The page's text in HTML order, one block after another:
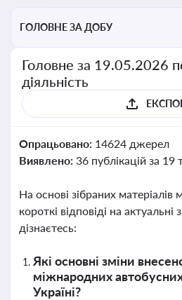
ГОЛОВНЕ ЗА ДОБУ
Головне за 19.05.2026
діяльність
Опрацьовано: 14624 джерел
Виявлено: 36 публікацій за 19
На основі зібраних
короткі відповіді на актуальні
дізнаєтесь:
Які основні зміни
міжнародних
Україні?